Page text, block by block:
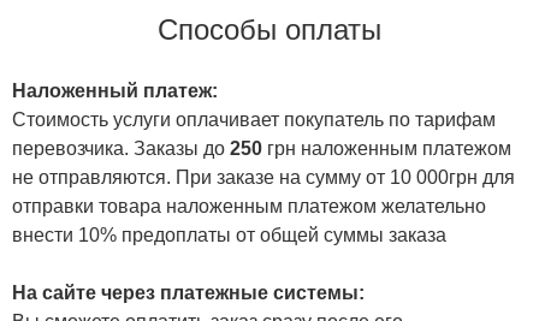
Способы оплаты
Наложенный платеж:
Стоимость услуги оплачивает покупатель по тарифам
перевозчика. Заказы до 250 грн наложенным платежом
не отправляются. При заказе на сумму от 10 000грн для
отправки товара наложенным платежом желательно
внести 10% предоплаты от общей суммы заказа
На сайте через платежные системы: